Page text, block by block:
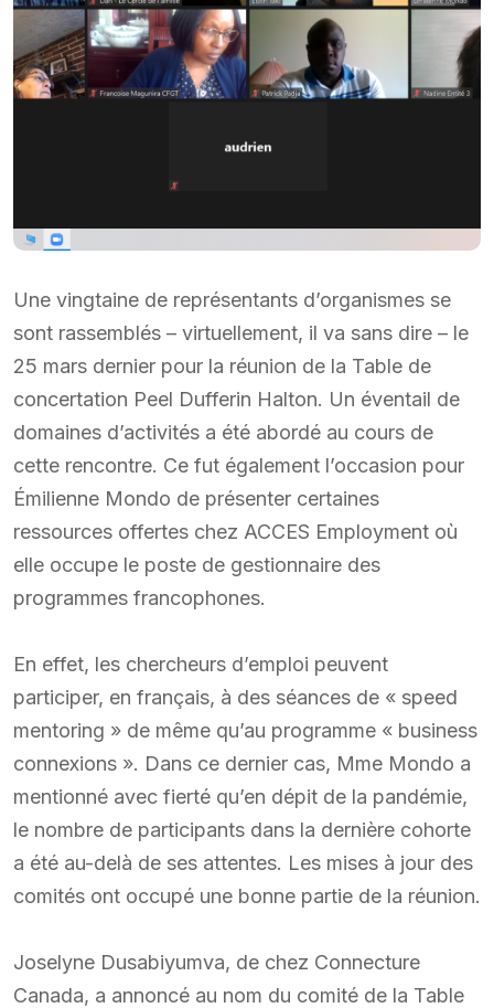
Une vingtaine de représentants d’organismes se
sont rassemblés – virtuellement, il va sans dire – le
25 mars dernier pour la réunion de la Table de
concertation Peel Dufferin Halton. Un éventail de
domaines d’activités a été abordé au cours de
cette rencontre. Ce fut également l’occasion pour
Émilienne Mondo de présenter certaines
ressources offertes chez ACCES Employment où
elle occupe le poste de gestionnaire des
programmes francophones.
En effet, les chercheurs d’emploi peuvent
participer, en français, à des séances de « speed
mentoring » de même qu’au programme « business
connexions ». Dans ce dernier cas, Mme Mondo a
mentionné avec fierté qu’en dépit de la pandémie,
le nombre de participants dans la dernière cohorte
a été au-delà de ses attentes. Les mises à jour des
comités ont occupé une bonne partie de la réunion.
Joselyne Dusabiyumva, de chez Connecture
Canada, a annoncé au nom du comité de la Table